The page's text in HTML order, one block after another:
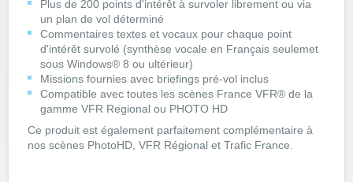
Plus de 200 points d'intérêt à survoler librement ou via
un plan de vol déterminé
Commentaires textes et vocaux pour chaque point
d'intérêt survolé (synthèse vocale en Français seulemet
sous Windows® 8 ou ultérieur)
Missions fournies avec briefings pré-vol inclus
Compatible avec toutes les scènes France VFR® de la
gamme VFR Regional ou PHOTO HD
Ce produit est également parfaitement complémentaire à
nos scènes PhotoHD, VFR Régional et Trafic France.